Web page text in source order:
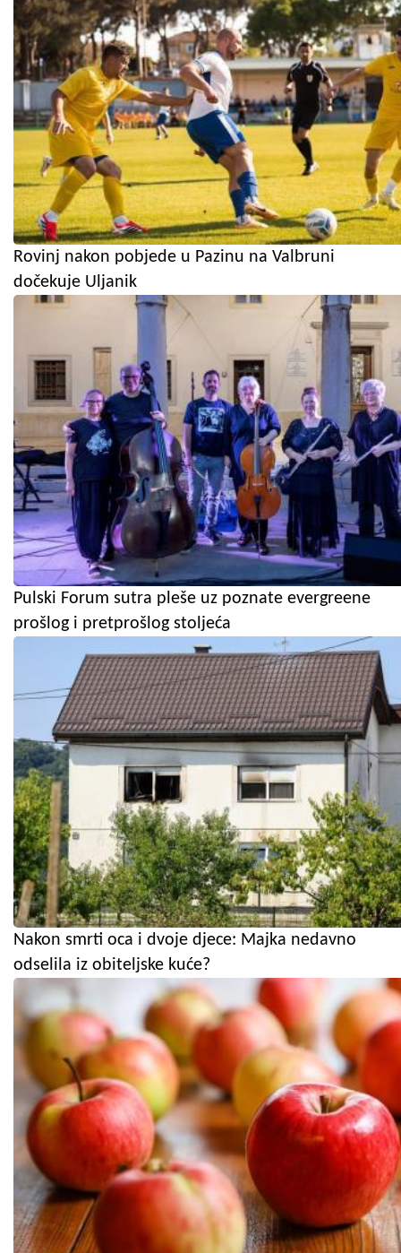
Rovinj nakon pobjede u Pazinu na Valbruni
dočekuje Uljanik
Pulski Forum sutra pleše uz poznate evergreene
prošlog i pretprošlog stoljeća
Nakon smrti oca i dvoje djece: Majka nedavno
odselila iz obiteljske kuće?